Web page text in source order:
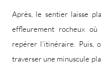
Après, le sentier laisse
effleurement rocheux
repérer l’itinéraire. Puis,
traverser une minuscule